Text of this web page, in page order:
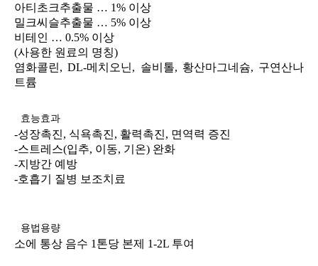
아티초크추출물 … 1% 이상
밀크씨슬추출물 … 5% 이상
비테인 … 0.5% 이상
(사용한 원료의 명칭)
염화콜린, DL-메치오닌, 솔비톨, 황산마그네슘, 구연산나
트륨
효능효과
-성장촉진, 식욕촉진, 활력촉진, 면역력 증진
-스트레스(입추, 이동, 기온) 완화
-지방간 예방
-호흡기 질병 보조치료
용법용량
소에 통상 음수 1 톤당 본제 1-2L 투여